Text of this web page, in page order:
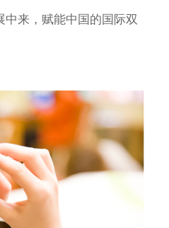
来，赋能中国的国际双